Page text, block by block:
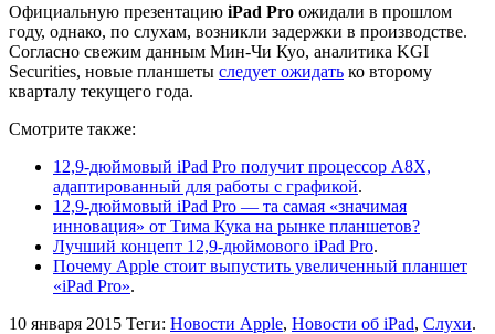
Официальную презентацию iPad Pro ожидали в прошлом
году, однако, по слухам, возникли задержки в производстве.
Согласно свежим данным Мин-Чи Куо, аналитика KGI
Securities, новые планшеты следует ожидать ко второму
кварталу текущего года.
Смотрите также:
12,9-дюймовый iPad Pro получит процессор A8X,
адаптированный для работы с графикой.
12,9-дюймовый iPad Pro — та самая «значимая
инновация» от Тима Кука на рынке планшетов?
Лучший концепт 12,9-дюймового iPad Pro.
Почему Apple стоит выпустить увеличенный планшет
«iPad Pro».
10 января 2015 Теги: Новости Apple, Новости об iPad, Слухи.